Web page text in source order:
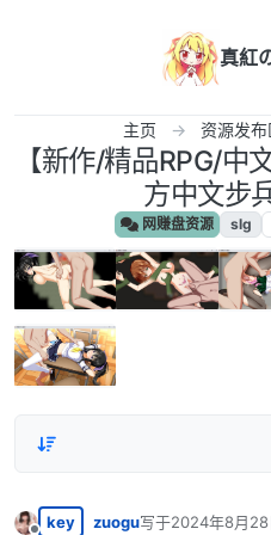
真紅
主页 资源发
【新作/精品RPG/中
方中文步
网赚盘资源 slg
key zuogu写于2024年8月28